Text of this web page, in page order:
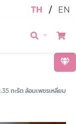
TH / EN
กะรัต ล้อมเพชรเหลี่ยม